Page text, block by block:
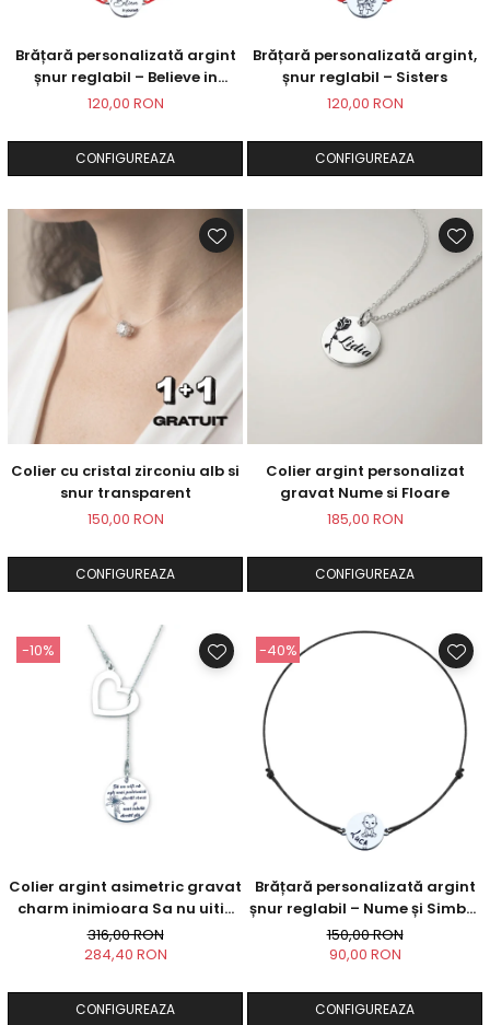
Brățară personalizată argint
șnur reglabil – Believe in
Yourself
120,00 RON
CONFIGUREAZA
Brățară personalizată argint,
șnur reglabil – Sisters
120,00 RON
CONFIGUREAZA
Colier cu cristal zirconiu alb si
snur transparent
150,00 RON
CONFIGUREAZA
Colier argint personalizat
gravat Nume si Floare
185,00 RON
CONFIGUREAZA
-10%
Colier argint asimetric gravat
charm inimioara Sa nu uiti...
316,00 RON
284,40 RON
CONFIGUREAZA
-40%
Brățară personalizată argint
șnur reglabil – Nume și Simbol
Bebeluș
150,00 RON
90,00 RON
CONFIGUREAZA